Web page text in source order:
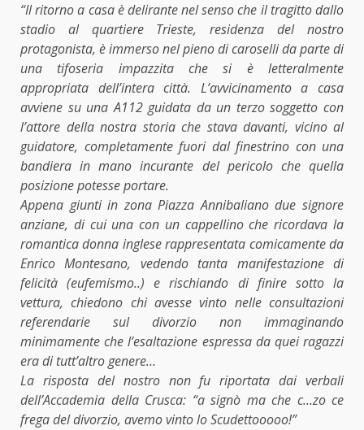
“Il ritorno a casa è delirante nel senso che il tragitto dallo
stadio al quartiere Trieste, residenza del nostro
protagonista, è immerso nel pieno di caroselli da parte di
una tifoseria impazzita che si è letteralmente
appropriata dell’intera città. L’avvicinamento a casa
avviene su una A112 guidata da un terzo soggetto con
l’attore della nostra storia che stava davanti, vicino al
guidatore, completamente fuori dal finestrino con una
bandiera in mano incurante del pericolo che quella
posizione potesse portare.
Appena giunti in zona Piazza Annibaliano due signore
anziane, di cui una con un cappellino che ricordava la
romantica donna inglese rappresentata comicamente da
Enrico Montesano, vedendo tanta manifestazione di
felicità (eufemismo..) e rischiando di finire sotto la
vettura, chiedono chi avesse vinto nelle consultazioni
referendarie sul divorzio non immaginando
minimamente che l’esaltazione espressa da quei ragazzi
era di tutt’altro genere…
La risposta del nostro non fu riportata dai verbali
dell’Accademia della Crusca: “a signò ma che c…zo ce
frega del divorzio, avemo vinto lo Scudettooooo!”